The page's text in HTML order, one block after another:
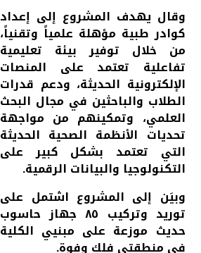
وقال يهدف المشروع إلى إعداد
كوادر طبية مؤهلة علمياً وتقنياً،
من خلال توفير بيئة تعليمية
تفاعلية تعتمد على المنصات
الإلكترونية الحديثة، ودعم قدرات
الطلاب والباحثين في مجال البحث
العلمي، وتمكينهم من مواجهة
تحديات الأنظمة الصحية الحديثة
التي تعتمد بشكل كبير على
التكنولوجيا والبيانات الرقمية.
وبيَن إلى المشروع اشتمل على
توريد وتركيب ٨٥ جهاز حاسوب
حديث موزعة على مبنيي الكلية
في منطقتي فلك وفوة.